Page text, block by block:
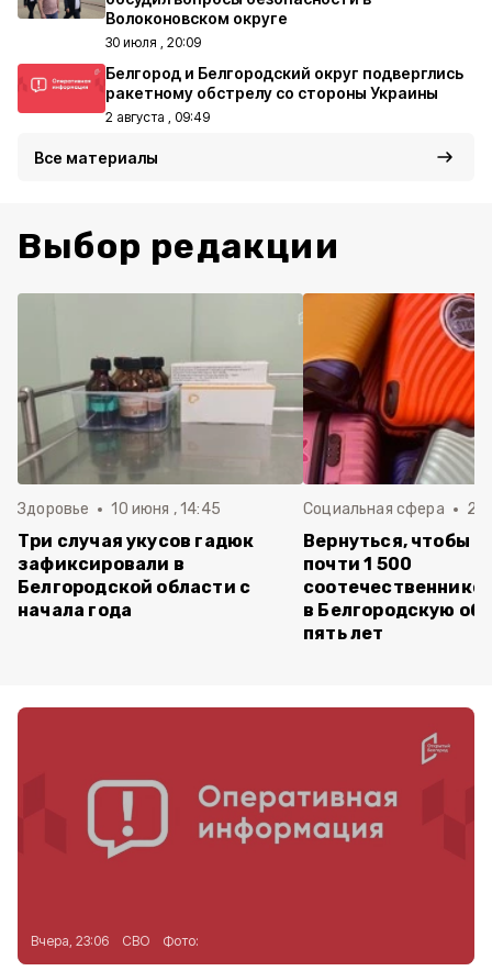
Волоконовском округе
30 июля , 20:09
Белгород и Белгородский округ подверглись
ракетному обстрелу со стороны Украины
2 августа , 09:49
Все материалы
Выбор редакции
Здоровье 10 июня , 14:45
Три случая укусов гадюк
зафиксировали в
Белгородской области с
начала года
Социальная сфера 20
Вернуться, чтобы
почти 1 500
в Белгородскую
пять лет
Вчера, 23:06 СВО Фото: